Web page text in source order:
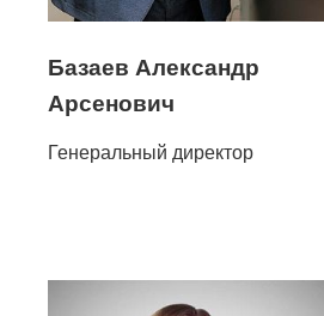
Базаев Александр
Арсенович
Генеральный директор